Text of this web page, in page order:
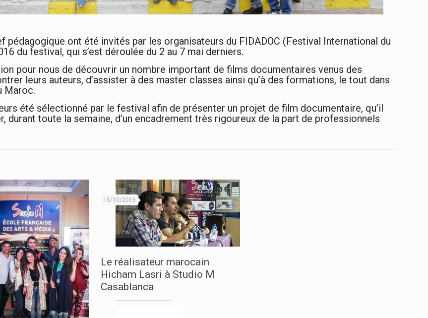
pédagogique ont été invités par les organisateurs du FIDADOC (Festival International du
du festival, qui s’est déroulée du 2 au 7 mai derniers.
pour nous de découvrir un nombre important de films documentaires venus des
leurs auteurs, d’assister à des master classes ainsi qu’à des formations, le tout dans
Maroc.
été sélectionné par le festival afin de présenter un projet de film documentaire, qu’il
toute la semaine, d’un encadrement très rigoureux de la part de professionnels
15/10/2016
Le réalisateur marocain
Hicham Lasri à Studio M
Casablanca